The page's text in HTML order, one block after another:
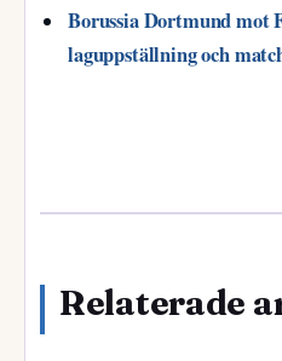
Borussia Dortmund mot
laguppställning och
Relaterade